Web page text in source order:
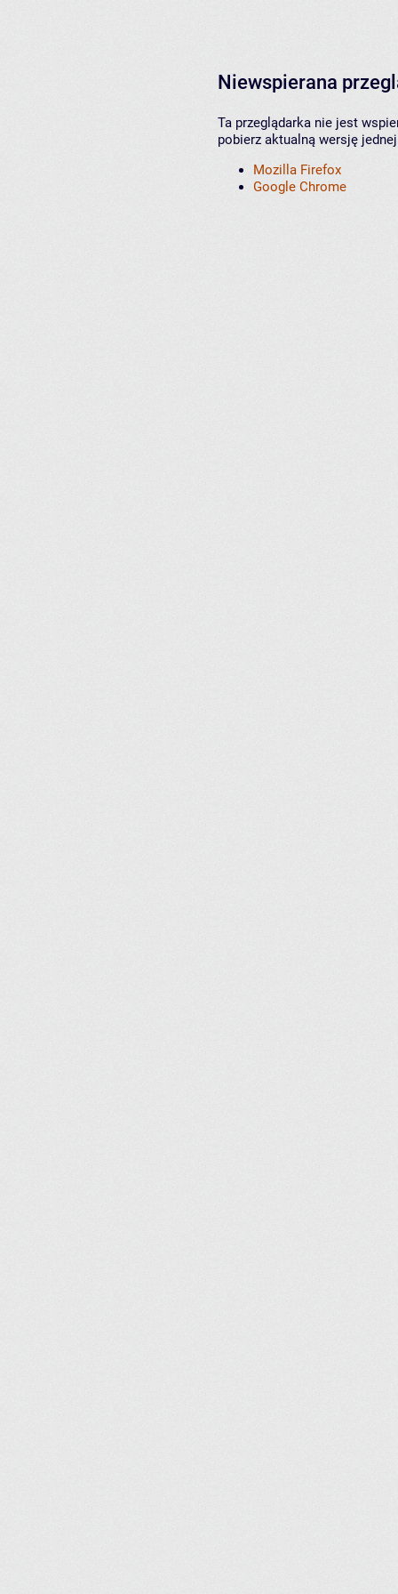
Niewspierana
Ta przeglądarka nie jest
pobierz aktualną wersję
Mozilla Firefox
Google Chrome